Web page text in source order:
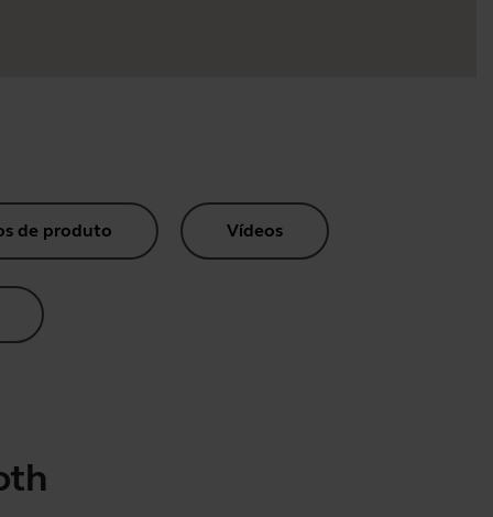
de produto Vídeos